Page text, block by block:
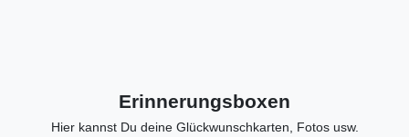
Erinnerungsboxen
Hier kannst Du deine Glückwunschkarten, Fotos usw.